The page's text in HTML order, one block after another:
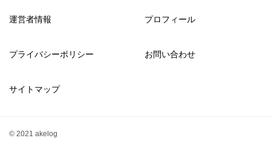
運営者情報 プロフィール
プライバシーポリシー お問い合わせ
サイトマップ
© 2021 akelog